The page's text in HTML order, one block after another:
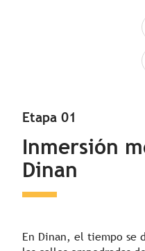
Etapa 01
Inmersión
Dinan
En Dinan, el tiempo se